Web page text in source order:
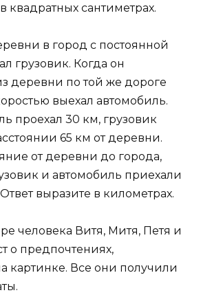
квадратных сантиметрах.
в город с постоянной
грузовик. Когда он
деревни по той же дороге
выехал автомобиль.
проехал 30 км, грузовик
65 км от деревни.
от деревни до города,
и автомобиль приехали
выразите в километрах.
человека Витя, Митя, Петя и
о предпочтениях,
картинке. Все они получили